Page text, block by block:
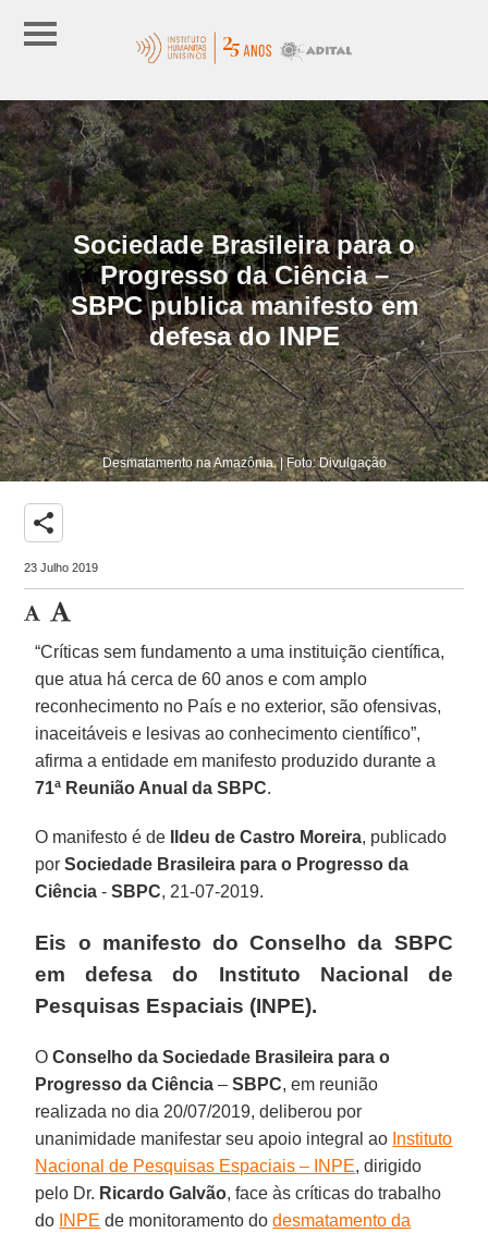
Sociedade Brasileira para o
Progresso da Ciência –
SBPC publica manifesto em
defesa do INPE
Desmatamento na Amazônia. | Foto: Divulgação
share
23 Julho 2019
“Críticas sem fundamento a uma instituição científica,
que atua há cerca de 60 anos e com amplo
reconhecimento no País e no exterior, são ofensivas,
inaceitáveis e lesivas ao conhecimento científico”,
afirma a entidade em manifesto produzido durante a
71ª Reunião Anual da SBPC.
O manifesto é de Ildeu de Castro Moreira, publicado
porSociedade Brasileira para o Progresso da
Ciência- SBPC, 21-07-2019.
Eis o manifesto do Conselho da SBPC
em defesa do Instituto Nacional de
Pesquisas Espaciais (INPE).
OConselho da Sociedade Brasileira para o
Progresso da Ciência –SBPC, em reunião
realizada no dia 20/07/2019, deliberou por
unanimidade manifestar seu apoio integral ao Instituto
Nacional de Pesquisas Espaciais – INPE, dirigido
pelo Dr. Ricardo Galvão, face às críticas do trabalho
do INPE de monitoramento dodesmatamento da